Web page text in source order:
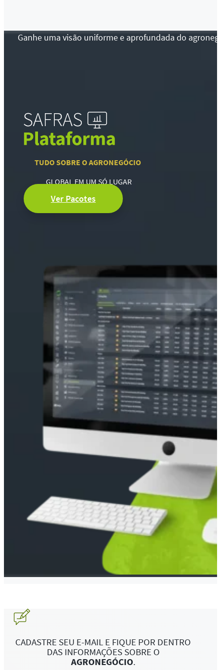
Ganhe uma visão uniforme e aprofundada do
TUDO SOBRE O AGRONEGÓCIO
GLOBAL EM UM SÓ LUGAR
Ver Pacotes
CADASTRE SEU E-MAIL E FIQUE POR DENTRO
DAS INFORMAÇÕES SOBRE O
AGRONEGÓCIO.